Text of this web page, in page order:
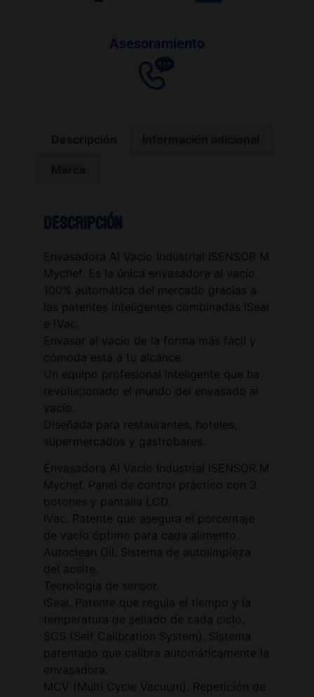
Asesoramiento
Descripción
Envasadora Al Vacío Industrial ISENSOR M
Mychef. Es la única envasadora al vacío
100% automática del mercado gracias a
las patentes inteligentes combinadas iSeal
e iVac.
Envasar al vacío de la forma más fácil y
cómoda está a tu alcance.
Un equipo profesional inteligente que ha
revolucionado el mundo del envasado al
vacío.
Diseñada para restaurantes, hoteles,
supermercados y gastrobares.
Envasadora Al Vacío Industrial ISENSOR M
Mychef. Panel de control práctico con 3
botones y pantalla LCD.
IVac. Patente que asegura el porcentaje
de vacío óptimo para cada alimento.
Autoclean Oil. Sistema de autolimpieza
del aceite.
Tecnología de sensor.
ISeal. Patente que regula el tiempo y la
temperatura de sellado de cada ciclo.
SCS (Self Calibration System). Sistema
patentado que calibra automáticamente la
envasadora.
MCV (Multi Cycle Vacuum). Repetición de